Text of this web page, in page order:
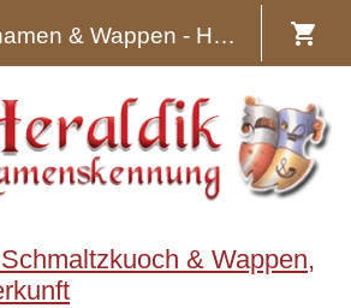
Familiennamen & Wappen - Heraldik
& Wappen,